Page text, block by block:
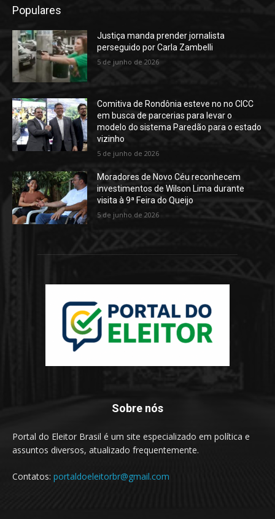
Populares
Justiça manda prender jornalista
perseguido por Carla Zambelli
5 de junho de 2026
Comitiva de Rondônia esteve no no CICC
em busca de parcerias para levar o
modelo do sistema Paredão para o estado
vizinho
5 de junho de 2026
Moradores de Novo Céu reconhecem
investimentos de Wilson Lima durante
visita à 9ª Feira do Queijo
5 de junho de 2026
Sobre nós
Portal do Eleitor Brasil é um site especializado em política e
assuntos diversos, atualizado frequentemente.
Contatos: portaldoeleitorbr@gmail.com